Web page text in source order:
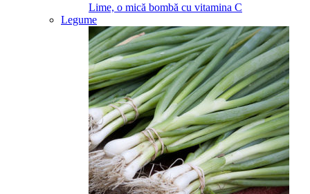
Lime, o mică bombă cu vitamina C
Legume